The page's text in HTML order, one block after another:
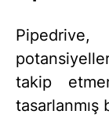
takip
tasarlanmış